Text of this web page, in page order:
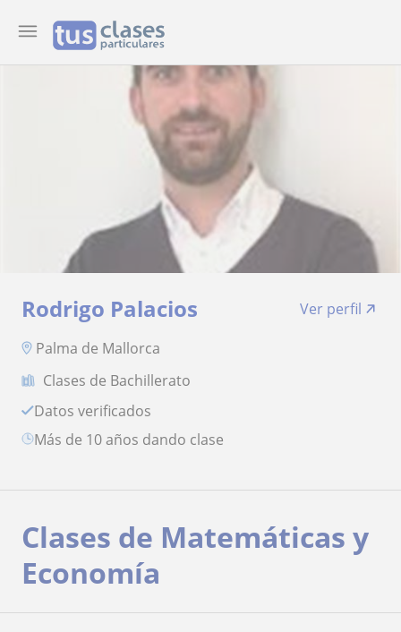
Rodrigo Palacios
Ver perfil
Palma de Mallorca
Clases de Bachillerato
Datos verificados
más de 10 años dando clase
Clases de Matemáticas y
Economía